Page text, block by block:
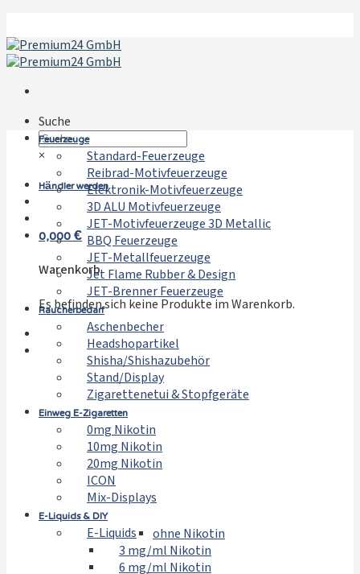
Inhalt
springen
Suche
×
Händler werden
0,000€
Warenkorb
Es befinden sich keine Produkte im Warenkorb.
Feuerzeuge
Standard-Feuerzeuge
Reibrad-Motivfeuerzeuge
Elektronik-Motivfeuerzeuge
3D ALU Motivfeuerzeuge
JET-Motivfeuerzeuge 3D Metallic
BBQ Feuerzeuge
JET-Metallfeuerzeuge
Jet Flame Rubber & Design
JET-Brenner Feuerzeuge
Raucherbedarf
Aschenbecher
Headshopartikel
Shisha/Shishazubehör
Stand/Display
Zigarettenetui & Stopfgeräte
Einweg E-Zigaretten
0mg Nikotin
10mg Nikotin
20mg Nikotin
ICON
Mix-Displays
E-Liquids & DIY
E-Liquids
ohne Nikotin
3 mg/ml Nikotin
6 mg/ml Nikotin